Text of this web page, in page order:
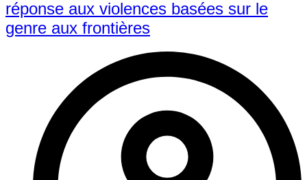
réponse aux violences basées sur le
genre aux frontières